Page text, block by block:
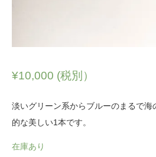
¥10,000 (税別）
淡いグリーン系からブルーのまるで
的な美しい1本です。
在庫あり